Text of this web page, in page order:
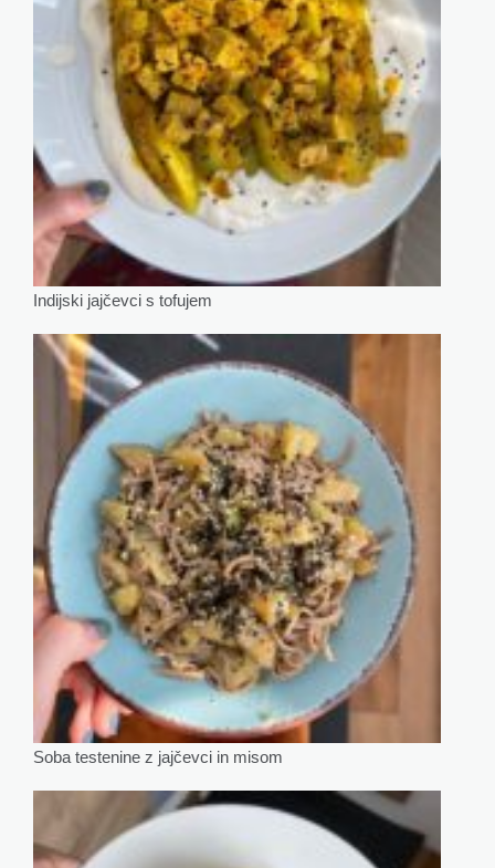
Indijski jajčevci s tofujem
Soba testenine z jajčevci in misom